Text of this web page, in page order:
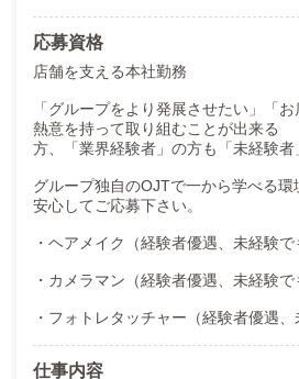
応募資格
店舗を支える本社勤務
「グループをより発展させたい」「
熱意を持って取り組むことが出来る
方、「業界経験者」の方も「未経験者
グループ独自のOJTで一から学べる環
安心してご応募下さい。
・ヘアメイク（経験者優遇、未経験で
・カメラマン（経験者優遇、未経験で
・フォトレタッチャー（経験者優遇、
仕事内容